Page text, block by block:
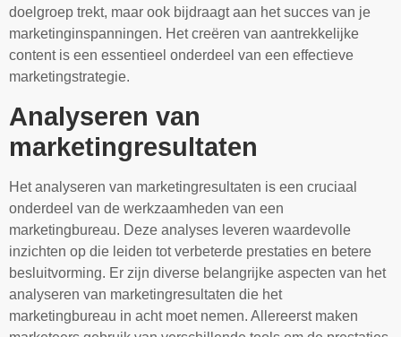
doelgroep trekt, maar ook bijdraagt aan het succes van je
marketinginspanningen. Het creëren van aantrekkelijke
content is een essentieel onderdeel van een effectieve
marketingstrategie.
Analyseren van
marketingresultaten
Het analyseren van marketingresultaten is een cruciaal
onderdeel van de werkzaamheden van een
marketingbureau. Deze analyses leveren waardevolle
inzichten op die leiden tot verbeterde prestaties en betere
besluitvorming. Er zijn diverse belangrijke aspecten van het
analyseren van marketingresultaten die het
marketingbureau in acht moet nemen. Allereerst maken